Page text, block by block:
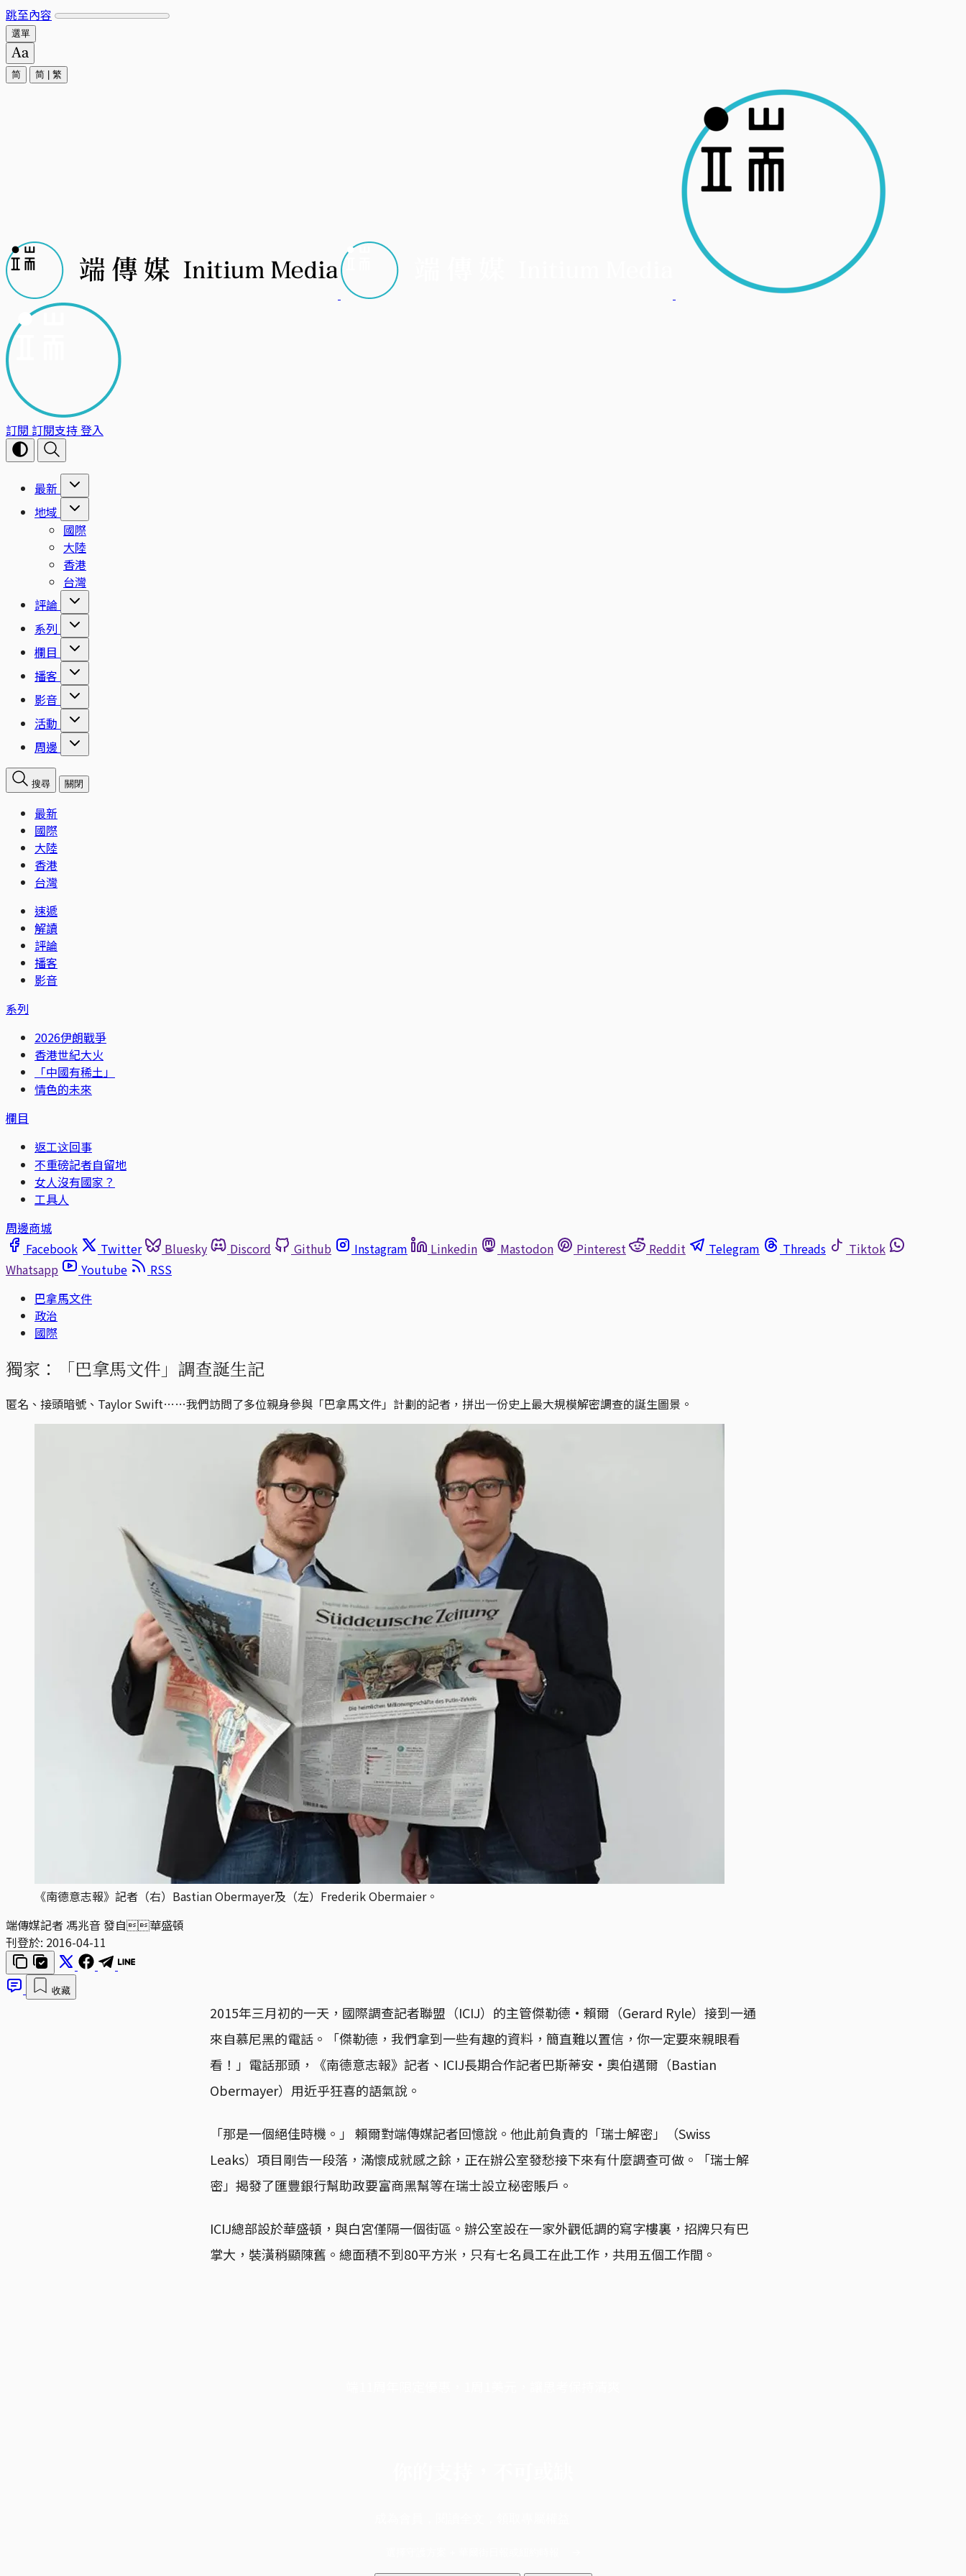
跳至內容
選單
简 简 繁
訂閱 訂閱支持登入
最新
地域
國際
大陸
香港
台灣
評論
系列
欄目
播客
影音
活動
周邊
搜尋 關閉
最新
國際
大陸
香港
台灣
速遞
解讀
評論
播客
影音
系列
2026伊朗戰爭
香港世紀大火
「中國有稀土」
情色的未來
欄目
返工这回事
不重磅記者自留地
女人沒有國家？
工具人
周邊商城
Facebook
Twitter Bluesky Discord Github Instagram Linkedin Mastodon Pinterest Reddit Telegram Threads
Tiktok
Whatsapp
Youtube
RSS
巴拿馬文件
政治
國際
獨家：「巴拿馬文件」調查誕生記
匿名、接頭暗號、Taylor Swift……我們訪問了多位親身參與「巴拿馬文件」計劃的記者，拼出一份史上最大規模解密調查的誕生圖景。
《南德意志報》記者（右）Bastian Obermayer及（左）Frederik Obermaier。
端傳媒記者 馮兆音 發自華盛頓
刊登於: 2016-04-11
收藏
2015年三月初的一天，國際調查記者聯盟（ICIJ）的主管傑勒德·賴爾（Gerard Ryle）接到一通
來自慕尼黑的電話。「傑勒德，我們拿到一些有趣的資料，簡直難以置信，你一定要來親眼看
看！」電話那頭，《南德意志報》記者、ICIJ長期合作記者巴斯蒂安·奧伯邁爾（Bastian
Obermayer）用近乎狂喜的語氣說。
「那是一個絕佳時機。」 賴爾對端傳媒記者回憶說。他此前負責的「瑞士解密」（Swiss
Leaks）項目剛告一段落，滿懷成就感之餘，正在辦公室發愁接下來有什麼調查可做。「瑞士解
密」揭發了匯豐銀行幫助政要富商黑幫等在瑞士設立秘密賬戶。
ICIJ總部設於華盛頓，與白宮僅隔一個街區。辦公室設在一家外觀低調的寫字樓裏，招牌只有巴
掌大，裝潢稍顯陳舊。總面積不到80平方米，只有七名員工在此工作，共用五個工作間。